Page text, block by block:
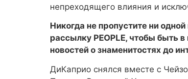
непреходящего влияния и
Никогда не пропустите ни
рассылку PEOPLE, чтобы быть
новостей о знаменитостях до
ДиКаприо снялся вместе с